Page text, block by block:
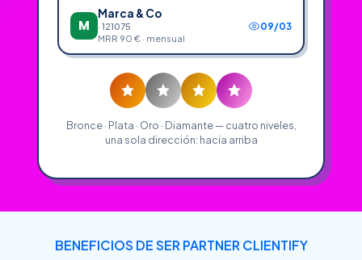
M
Marca & Co
· 121075
MRR 90 € · mensual
09/03
Bronce · Plata · Oro · Diamante — cuatro niveles,
una sola dirección: hacia arriba
BENEFICIOS DE SER PARTNER CLIENTIFY